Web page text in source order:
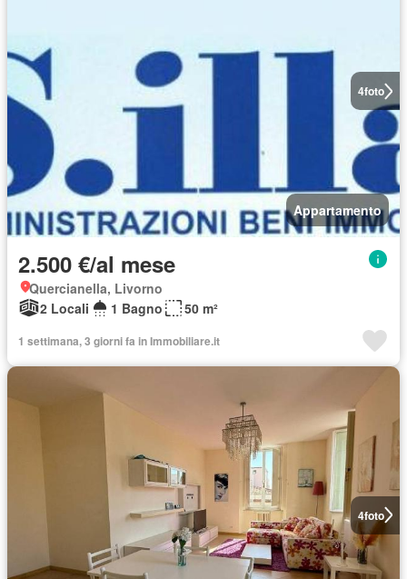
4foto
Appartamento
2.500 €/al mese
Quercianella, Livorno
2 Locali
1 Bagno 50 m²
1 settimana, 3 giorni fa in Immobiliare.it
4foto